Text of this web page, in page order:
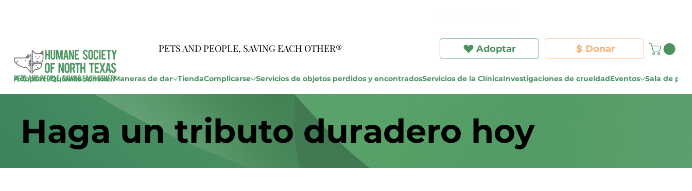
PETS AND PEOPLE, SAVING EACH OTHER® Adoptar Donar
Adoptar Quienes somos Maneras de dar TiendaComplicarse Servicios de objetos perdidos y encontradosServicios de la ClínicaInvestigaciones de crueldadEventos Sala de
Haga un tributo duradero hoy